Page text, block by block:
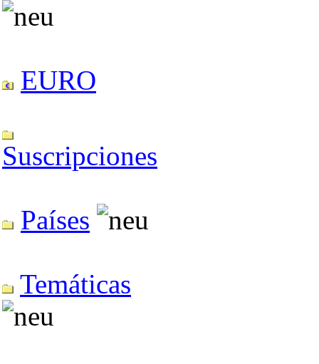
EURO
Suscripciones
Países
Temáticas